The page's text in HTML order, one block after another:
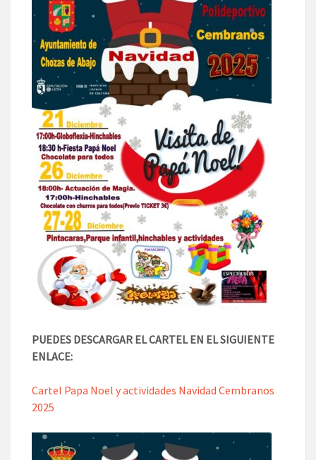
PUEDES DESCARGAR EL CARTEL EN EL SIGUIENTE
ENLACE:
Cartel Papa Noel y actividades Navidad Cembranos
2025